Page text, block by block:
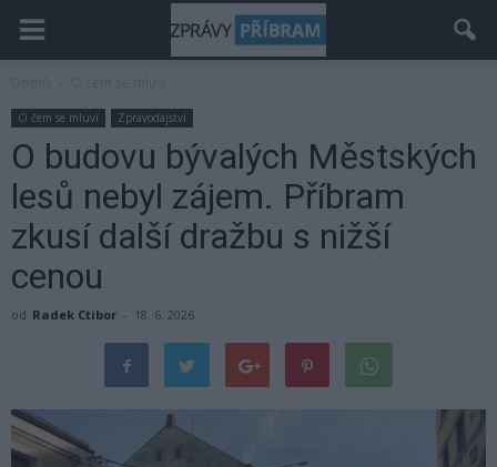
O čem se mluví Zpravodajství
O budovu bývalých Městských
lesů nebyl zájem. Příbram
zkusí další dražbu s nižší
cenou
od Radek Ctibor - 18. 6. 2026